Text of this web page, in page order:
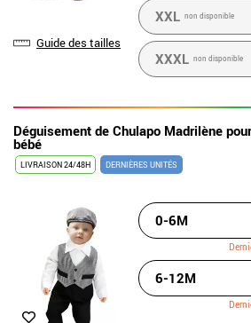
Guide des tailles
XXL non disponible
XXXL non disponible
Déguisement de Chulapo Madrilène pour
bébé
LIVRAISON 24/48H DERNIÈRES UNITÉS
0-6M
6-12M